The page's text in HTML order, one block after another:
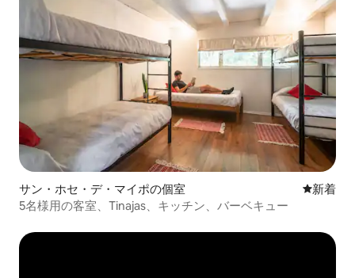
サン・ホセ・デ・マイポの個室 新しい宿
新着
5名様用の客室、Tinajas、キッチン、バーベキュー